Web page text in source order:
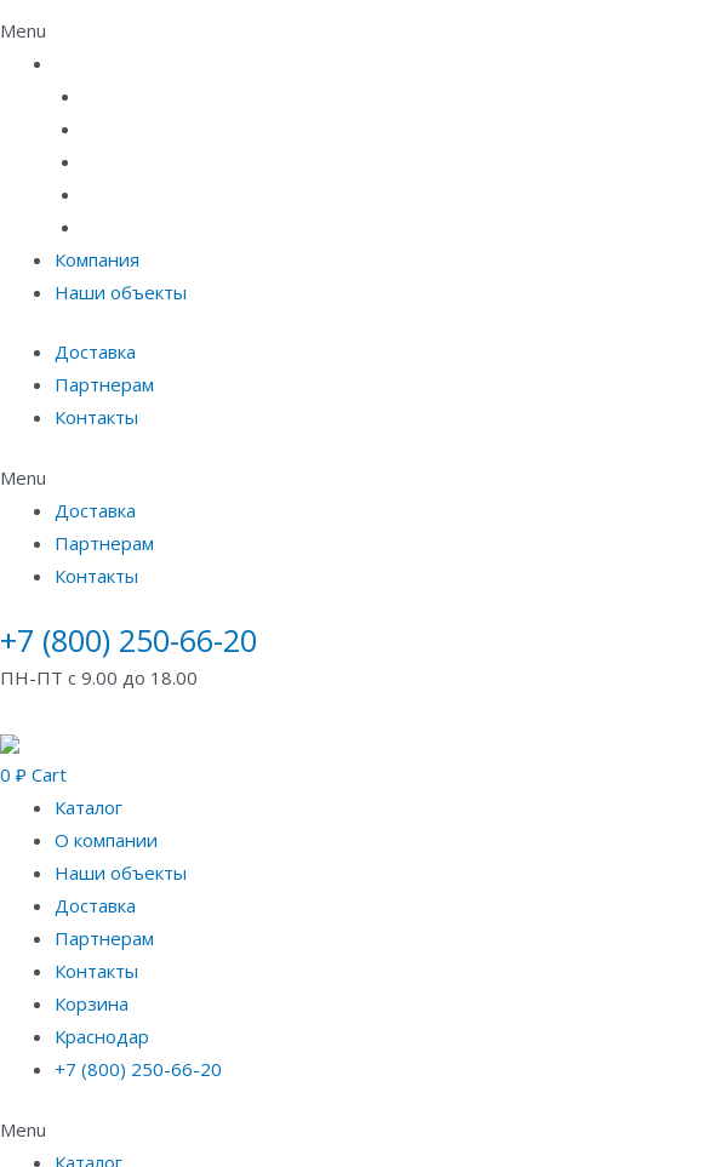
Menu
Компания
Наши объекты
Доставка
Партнерам
Контакты
Menu
Доставка
Партнерам
Контакты
+7 (800) 250-66-20
ПН-ПТ с 9.00 до 18.00
0 ₽ Cart
Каталог
О компании
Наши объекты
Доставка
Партнерам
Контакты
Корзина
Краснодар
+7 (800) 250-66-20
Menu
Каталог